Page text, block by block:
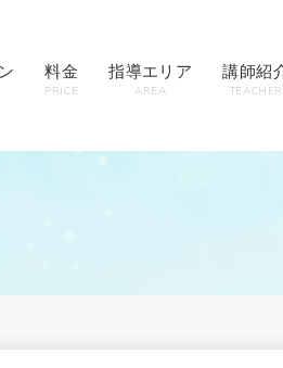
料金
PRICE
指導エリア
AREA
講師紹
TEACHER